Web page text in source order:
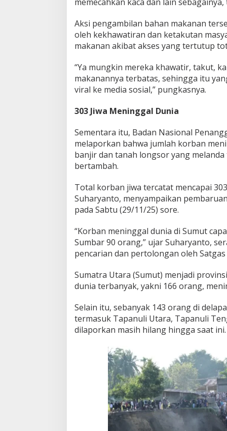
Aksi pengambilan bahan makanan
oleh kekhawatiran dan ketakutan
makanan akibat akses yang tertutup
“Ya mungkin mereka khawatir, takut,
makanannya terbatas, sehingga itu
viral ke media sosial,” pungkasnya.
303 Jiwa Meninggal Dunia
Sementara itu, Badan Nasional
melaporkan bahwa jumlah korban
banjir dan tanah longsor yang
bertambah.
Total korban jiwa tercatat mencapai
Suharyanto, menyampaikan
pada Sabtu (29/11/25) sore.
“Korban meninggal dunia di Sumut
Sumbar 90 orang,” ujar Suharyanto,
pencarian dan pertolongan oleh
Sumatra Utara (Sumut) menjadi
dunia terbanyak, yakni 166 orang,
Selain itu, sebanyak 143 orang di
termasuk Tapanuli Utara, Tapanuli
dilaporkan masih hilang hingga saat ini.